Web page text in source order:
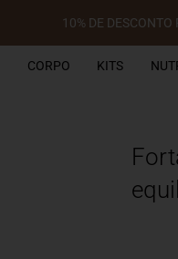
10% DE
CORPO KITS